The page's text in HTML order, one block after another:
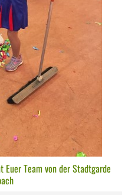
Euer Team von der Stadtgarde